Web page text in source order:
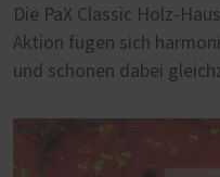
Die PaX Classic Holz-
Aktion fügen sich
und schonen dabei